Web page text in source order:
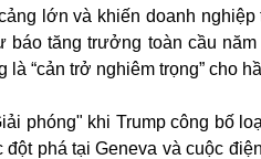
lớn và khiến doanh
tăng trưởng toàn cầu
là “cản trở nghiêm trọng” cho
phóng" khi Trump công bố
phá tại Geneva và cuộc